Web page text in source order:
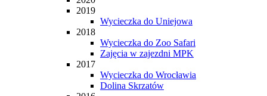
2019
Wycieczka do Uniejowa
2018
Wycieczka do Zoo Safari
Zajęcia w zajezdni MPK
2017
Wycieczka do Wrocławia
Dolina Skrzatów